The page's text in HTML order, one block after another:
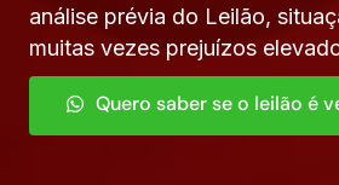
análise prévia do Leilão,
muitas vezes prejuízos
Quero saber se o leilão é